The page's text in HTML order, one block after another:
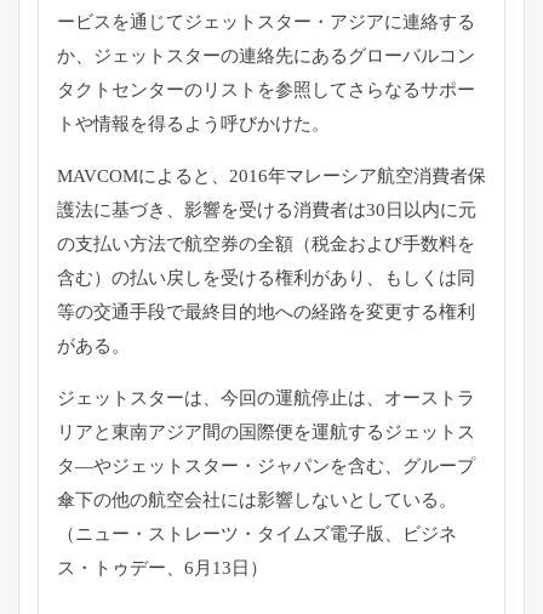
ービスを通じてジェットスター・ アジアに連絡する
か、 ジェットスターの連絡先にあるグローバルコン
タクトセンターのリ ストを参照してさらなるサポー
トや情報を得るよう呼びかけた。
MAVCOMによると、 2016年マレーシア航空消費者保
護法に基づき、 影響を受ける消費者は30日以内に元
の支払い方法で航空券の全額 （税金および手数料を
含む）の払い戻しを受ける権利があり、
もしくは同
等の交通手段で最終目的地への経路を変更する権利
がある。
ジェットスターは、今回の運航停止は、 オーストラ
リアと東南アジア間の国際便を運航するジェットス
タ―やジェットスター・ジャパンを含む、 グループ
傘下の他の航空会社には影響しないとしている。
（ニュー・ストレーツ・タイムズ電子版、ビジネ
ス・トゥデー、 6月13日）